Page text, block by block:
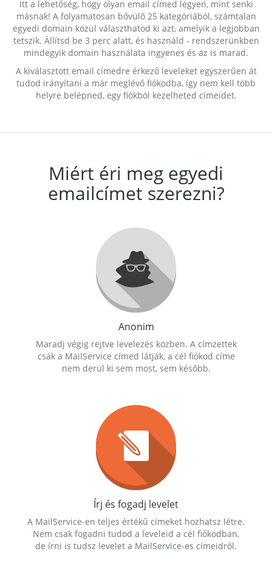
Itt a lehetőség, hogy olyan email címed legyen, mint senki
másnak! A folyamatosan bővülő 25 kategóriából, számtalan
egyedi domain közül választhatod ki azt, amelyik a legjobban
tetszik. Állítsd be 3 perc alatt, és használd - rendszerünkben
mindegyik domain használata ingyenes és az is marad.
A kiválasztott email címedre érkező leveleket egyszerűen át
tudod irányítani a már meglévő fiókodba, így nem kell több
helyre belépned, egy fiókból kezelheted címeidet.
Miért éri meg egyedi
emailcímet szerezni?
Anonim
Maradj végig rejtve levelezés közben. A címzettek
csak a MailService címed látják, a cél fiókod címe
nem derül ki sem most, sem később.
Írj és fogadj levelet
A MailService-en teljes értékű címeket hozhatsz létre.
Nem csak fogadni tudod a leveleid a cél fiókodban,
de írni is tudsz levelet a MailService-es címeidről.